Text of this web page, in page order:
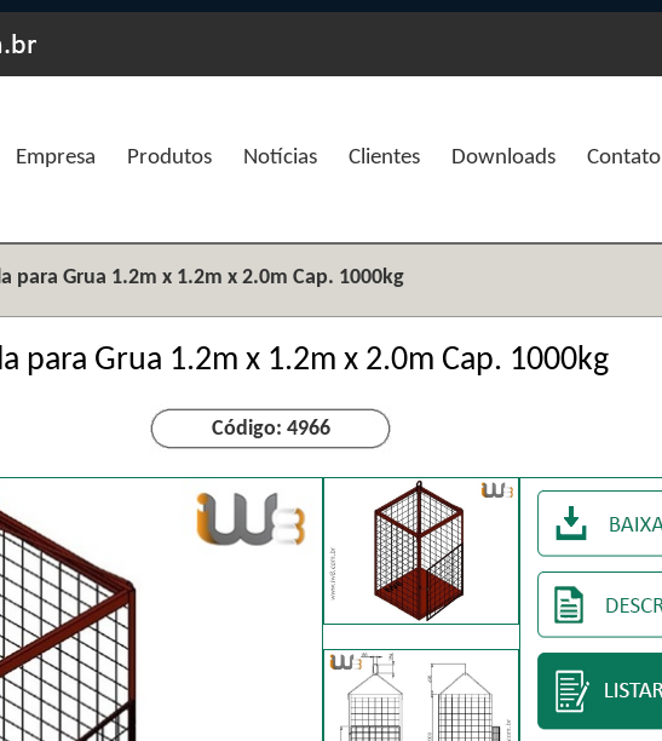
Empresa Produtos Notícias Clientes Downloads Contato
para Grua 1.2m x 1.2m x 2.0m Cap. 1000kg
para Grua 1.2m x 1.2m x 2.0m Cap. 1000kg
Código: 4966